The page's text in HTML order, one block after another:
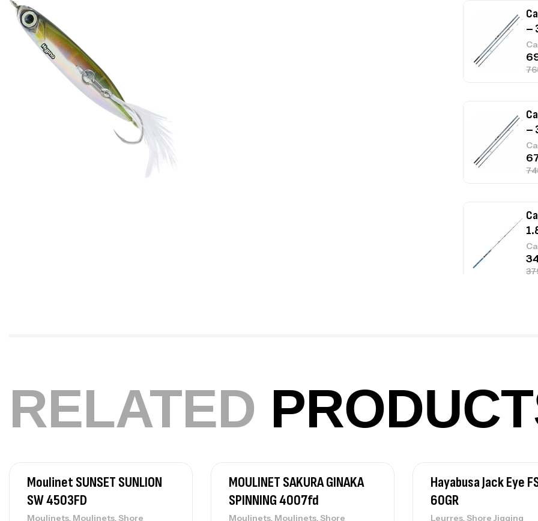
–
–
RELATED
Moulinet SUNSET SUNLION
SW 4503FD
Moulinets, Moulinets, Shore
MOULINET SAKURA GINAKA
SPINNING 4007fd
Moulinets, Moulinets, Shore
Hayabusa Jack Eye
60GR
Leurres, Shore Jigging